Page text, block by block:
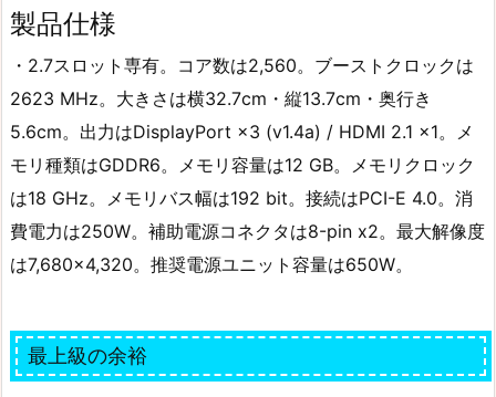
製品仕様
・2.7スロット専有。コア数は2,560。ブーストクロックは
2623 MHz。大きさは横32.7cm・縦13.7cm・奥行き
5.6cm。出力はDisplayPort ×3 (v1.4a) / HDMI 2.1 ×1。メ
モリ種類はGDDR6。メモリ容量は12 GB。メモリクロック
は18 GHz。メモリバス幅は192 bit。接続はPCI-E 4.0。消
費電力は250W。補助電源コネクタは8-pin x2。最大解像度
は7,680×4,320。推奨電源ユニット容量は650W。
最上級の余裕